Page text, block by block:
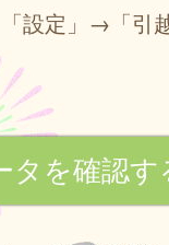
設定」→「引